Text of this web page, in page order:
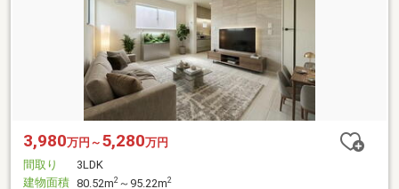
3,980万円～ 5,280万円
間取り
3LDK
建物面積 80.52m2 ～95.22m2